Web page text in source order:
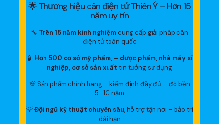
🌟 Thương hiệu cân điện tử Thiên Ý – Hơn 15
năm uy tín
🔧 Trên 15 năm kinh nghiệmcung cấp giải pháp cân
điện tử toàn quốc
🧴 Hơn 500 cơ sở mỹ phẩm, – dược phẩm, nhà máy xí
nghiệp, cơ sở sản xuất tin tưởng sử dụng
💯 Sản phẩm chính hãng – kiểm định đầy đủ – độ bền
5–10 năm
💡Đội ngũ kỹ thuật chuyên sâu, hỗ trợ tận nơi – bảo trì
dài hạn